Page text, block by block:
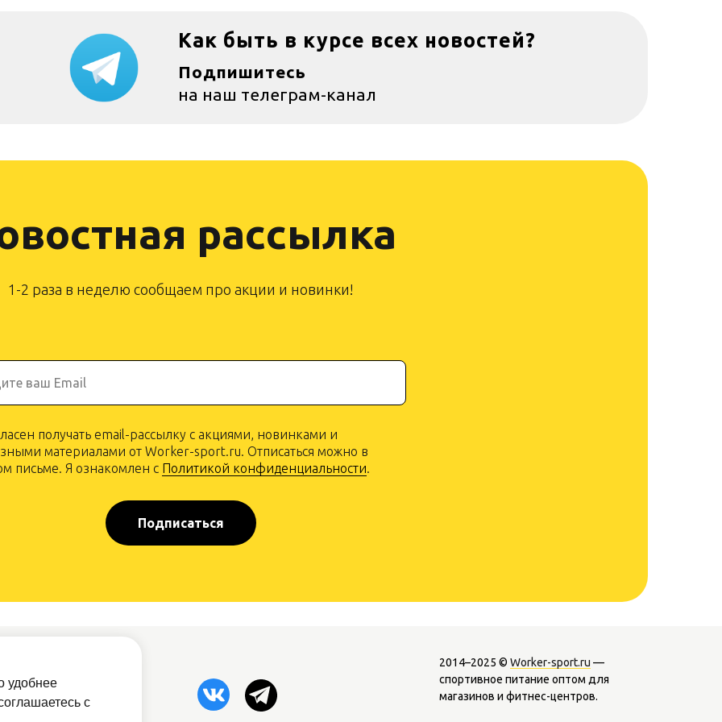
Как быть в курсе всех новостей?
Подпишитесь
на наш телеграм-канал
удобнее
с
рассылка
1-2 раза в неделю сообщаем про акции и новинки!
ваш Email
получать email-рассылку с акциями, новинками и
материалами от Worker-sport.ru. Отписаться можно в
письме. Я ознакомлен с Политикой конфиденциальности.
Подписаться
прайс
2014–2025 © Worker-sport.ru —
спортивное питание оптом для
магазинов и фитнес-центров.